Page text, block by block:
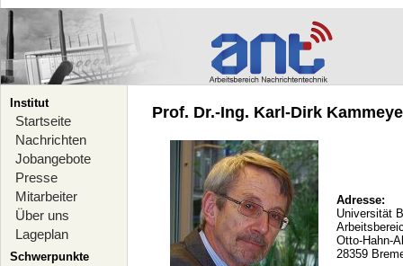
Institut
Startseite
Nachrichten
Jobangebote
Presse
Mitarbeiter
Über uns
Lageplan
Schwerpunkte
Prof. Dr.-Ing. Karl-Dirk
Adresse:
Universität
Otto-Hahn-
28359